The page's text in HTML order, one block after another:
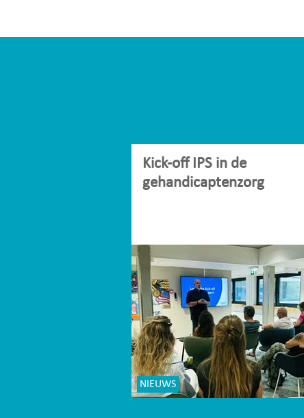
Kick-off IPS in de
gehandicaptenzorg
NIEUWS